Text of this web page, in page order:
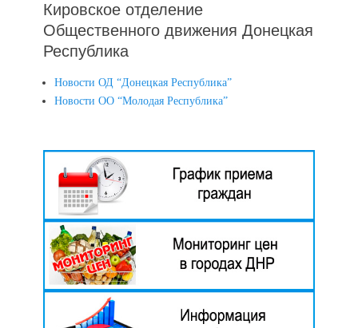
Кировское отделение
Общественного движения Донецкая
Республика
Новости ОД “Донецкая Республика”
Новости ОО “Молодая Республика”